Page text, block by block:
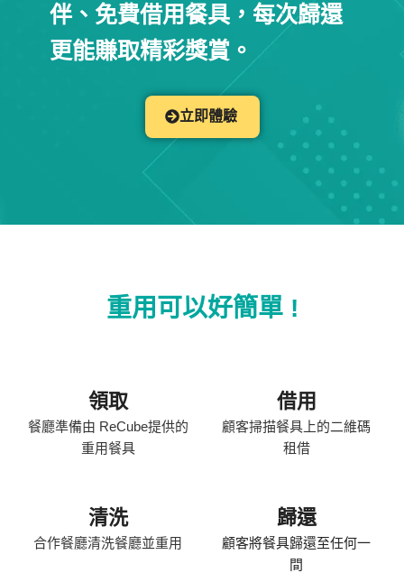
伴、免費借用餐具，每次歸還
更能賺取精彩獎賞。
立即體驗
重用可以好簡單 !
領取
餐廳準備由 ReCube提供的
重用餐具
借用
顧客掃描餐具上的二維碼
租借
清洗
合作餐廳清洗餐廳並重用
歸還
顧客將餐具歸還至任何一
間